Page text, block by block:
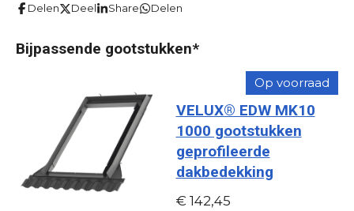
g
e
r
e
r
e
r
e
n
e
r
r
e
n
e
r
e
n
e
Delen Deel Share Delen
Bijpassende gootstukken*
Op voorraad
VELUX® EDW MK10
1000 gootstukken
geprofileerde
dakbedekking
€ 142,45